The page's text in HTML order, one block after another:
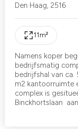
Den Haag, 2516
11m²
Namens koper
bedrijfsmatig
bedrijfshal van
m2 kantoorruimte
complex is
Binckhortslaan